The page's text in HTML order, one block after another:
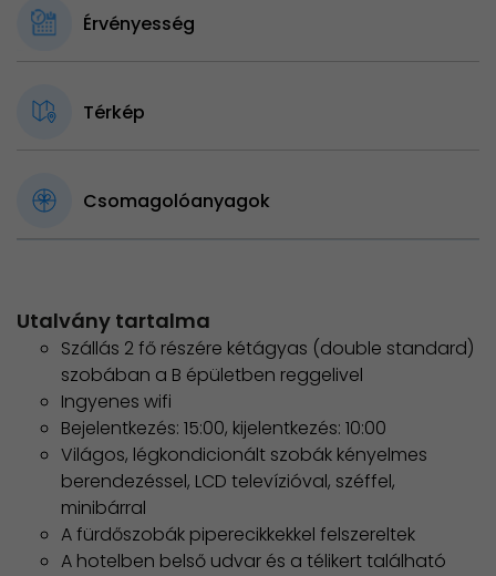
Érvényesség
Térkép
Csomagolóanyagok
Utalvány tartalma
Szállás 2 fő részére kétágyas (double standard)
szobában a B épületben reggelivel
Ingyenes wifi
Bejelentkezés: 15:00, kijelentkezés: 10:00
Világos, légkondicionált szobák kényelmes
berendezéssel, LCD televízióval, széffel,
minibárral
A fürdőszobák piperecikkekkel felszereltek
A hotelben belső udvar és a télikert található